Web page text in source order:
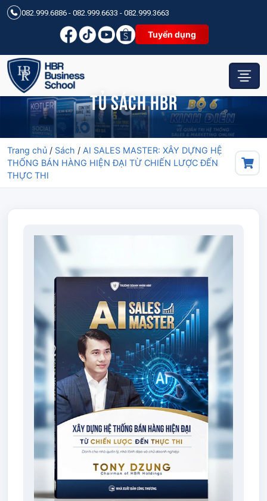
082.999.6886 - 082.999.6633 - 082.999.3663
Tuyển dụng
Tủ sách HBR
Trang chủ / Sách / AI SALES MASTER: XÂY DỰNG HỆ
THỐNG BÁN HÀNG HIỆN ĐẠI TỪ CHIẾN LƯỢC ĐẾN
THỰC THI